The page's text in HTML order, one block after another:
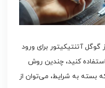
گوگل آتنتیکیتور برای ورود
به حساب خود در صرافی Toobit استفاده کنید، چندین روش
بسته به شرایط، می‌توان از